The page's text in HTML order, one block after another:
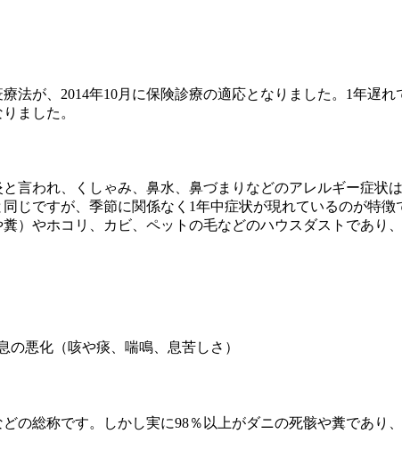
法が、2014年10月に保険診療の適応となりました。1年遅
ました。
言われ、くしゃみ、鼻水、鼻づまりなどのアレルギー症状
じですが、季節に関係なく1年中症状が現れているのが特徴
）やホコリ、カビ、ペットの毛などのハウスダストであり
悪化（咳や痰、喘鳴、息苦しさ）
の総称です。しかし実に98％以上がダニの死骸や糞であり